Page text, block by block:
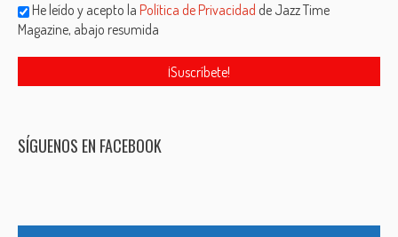
He leído y acepto laPolítica de Privacidad de Jazz Time
Magazine, abajo resumida
SÍGUENOS EN FACEBOOK